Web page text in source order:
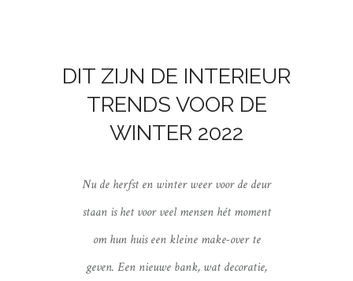
DIT ZIJN DE INTERIEUR
TRENDS VOOR DE
WINTER 2022
Nu de herfst en winter weer voor de deur
staan is hetvoor veel mensen hét moment
om hun huis een kleine make-over te
geven. Een nieuwe bank, wat decoratie,